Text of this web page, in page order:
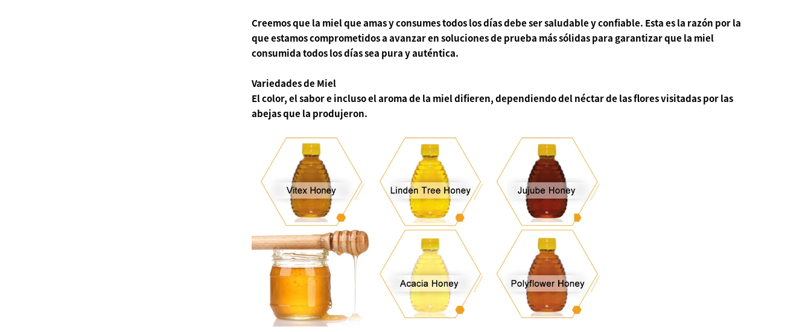
Creemos que la miel que amas y consumes todos los días debe ser saludable y confiable. Esta es la razón por la
que estamos comprometidos a avanzar en soluciones de prueba más sólidas para garantizar que la miel
consumida todos los días sea pura y auténtica.
Variedades de Miel
El color, el sabor e incluso el aroma de la miel difieren, dependiendo del néctar de las flores visitadas por las
abejas que la produjeron.